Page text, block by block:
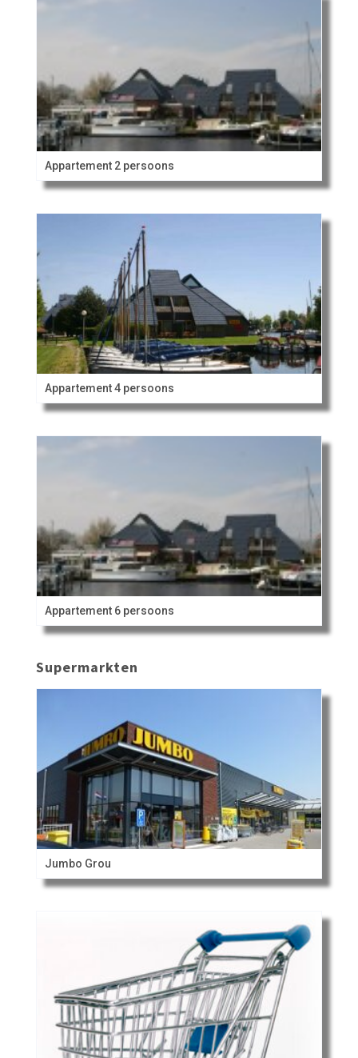
Appartement 2 persoons
Appartement 4 persoons
Appartement 6 persoons
Supermarkten
Jumbo Grou